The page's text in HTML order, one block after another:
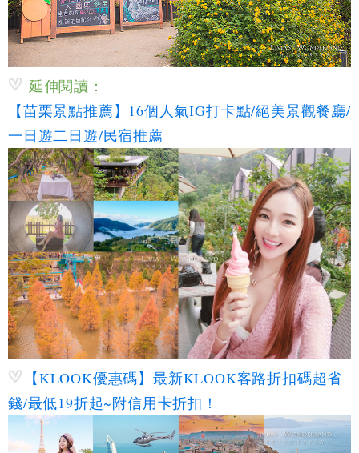
延伸閱讀：
【苗栗景點推薦】16個人氣IG打卡點/絕美景觀餐廳/
一日遊二日遊/民宿推薦
【KLOOK優惠碼】最新KLOOK客路折扣碼超省
錢/最低19折起~附信用卡折扣！